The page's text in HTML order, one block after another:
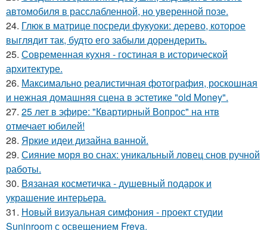
автомобиля в расслабленной, но уверенной позе.
24. Глюк в матрице посреди фукуоки: дерево, которое
выглядит так, будто его забыли дорендерить.
25. Современная кухня - гостиная в исторической
архитектуре.
26. Максимально реалистичная фотография, роскошная
и нежная домашняя сцена в эстетике "old Money".
27. 25 лет в эфире: "Квартирный Вопрос" на нтв
отмечает юбилей!
28. Яркие идеи дизайна ванной.
29. Сияние моря во снах: уникальный ловец снов ручной
работы.
30. Вязаная косметичка - душевный подарок и
украшение интерьера.
31. Новый визуальная симфония - проект студии
Suninroom с освещением Freya.